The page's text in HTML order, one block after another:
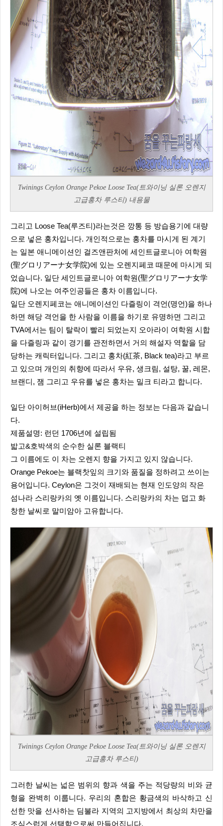
Twinings Ceylon Orange Pekoe Loose Tea(트와이닝 실론 오렌지
고급홍차 루스티) 내용물
그리고 Loose Tea(루즈티)라는것은 깡통 등 방습용기에 대량
으로 넣은 홍차입니다. 개인적으로는 홍차를 마시게 된 계기
는 일본 애니메이션인 걸즈앤판처에 세인트글로니아 여학원
(聖グロリアーナ女学院)에 있는 오렌지페코 때문에 마시게 되
었습니다. 일단 세인트글로니아 여학원(聖グロリアーナ女学
院)에 나오는 여주인공들은 홍차 이름입니다.
일단 오렌지페코는 애니메이션인 다즐링이 격언(명언)을 하나
하면 해당 격언을 한 사람을 이름을 하기로 유명하면 그리고
TVA에서는 팀이 탈락이 빨리 되었는지 오아라이 여학원 시합
을 다즐링과 같이 경기를 관전하면서 거의 해설자 역할을 담
당하는 캐릭터입니다. 그리고 홍차(紅茶, Black tea)라고 부르
고 있으며 개인의 취향에 따라서 우유, 생크림, 설탕, 꿀, 레몬,
브랜디, 잼 그리고 우유를 넣은 홍차는 밀크 티라고 합니다.
일단 아이허브(iHerb)에서 제공을 하는 정보는 다음과 같습니
다.
제품설명: 런던 1706년에 설립됨
밟고&호박색의 순수한 실론 블랙티
그 이름에도 이 차는 오렌지 향을 가지고 있지 않습니다.
Orange Pekoe는 블랙찻잎의 크기와 품질을 정하려고 쓰이는
용어입니다. Ceylon은 그것이 재배되는 현재 인도양의 작은
섬나라 스리랑카의 옛 이름입니다. 스리랑카의 차는 덥고 화
창한 날씨로 말미암아 고유합니다.
Twinings Ceylon Orange Pekoe Loose Tea(트와이닝 실론 오렌지
고급홍차 루스티)
그러한 날씨는 넓은 범위의 향과 색을 주는 적당량의 비와 균
형을 완벽히 이룹니다. 우리의 혼합은 황금색의 바삭하고 신
선한 맛을 선사하는 딤불라 지역의 고지방에서 최상의 차만을
조심스럽게 선택함으로써 만들어집니다.